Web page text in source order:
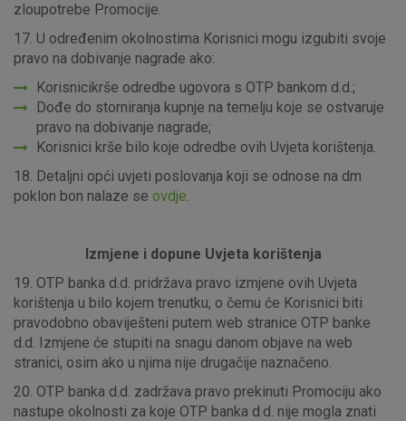
zloupotrebe Promocije.
17. U određenim okolnostima Korisnici mogu izgubiti svoje
pravo na dobivanje nagrade ako:
Korisnicikrše odredbe ugovora s OTP bankom d.d.;
Dođe do storniranja kupnje na temelju koje se ostvaruje
pravo na dobivanje nagrade;
Korisnici krše bilo koje odredbe ovih Uvjeta korištenja.
18. Detaljni opći uvjeti poslovanja koji se odnose na dm
poklon bon nalaze se ovdje
Izmjene i dopune Uvjeta korištenja
19. OTP banka d.d. pridržava pravo izmjene ovih Uvjeta
korištenja u bilo kojem trenutku, o čemu će Korisnici biti
pravodobno obaviješteni putem web stranice OTP banke
d.d. Izmjene će stupiti na snagu danom objave na web
stranici, osim ako u njima nije drugačije naznačeno.
20. OTP banka d.d. zadržava pravo prekinuti Promociju ako
nastupe okolnosti za koje OTP banka d.d. nije mogla znati
Nužni kolačići
Analitički kolačići
Marketinški kolačići
Ovi kolačići nužni su za funkcioniranje internetske stranice i
ne mogu se isključiti u našim sustavima. Uobičajeno se
postavljaju kao odgovor na vaše radnje koje uključuju zahtjev
za uslugama, kao što su postavke kolačića. Svoj preglednik
možete postaviti da blokira te kolačiće ili pošalje upozorenje
o njima, ali u tom slučaju neki dijelovi stranice neće raditi. Ti
identificirati.